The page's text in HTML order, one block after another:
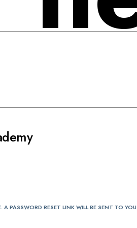
PASSWORD RESET LINK WILL BE SENT TO